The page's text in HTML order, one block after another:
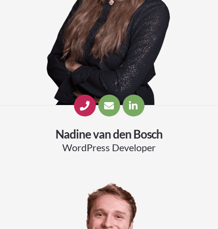
Nadine van den Bosch
WordPress Developer